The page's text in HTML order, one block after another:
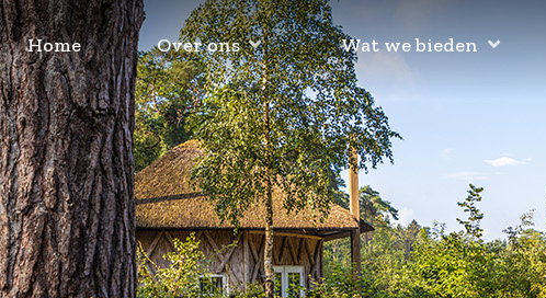
Home Over ons Wat we bieden